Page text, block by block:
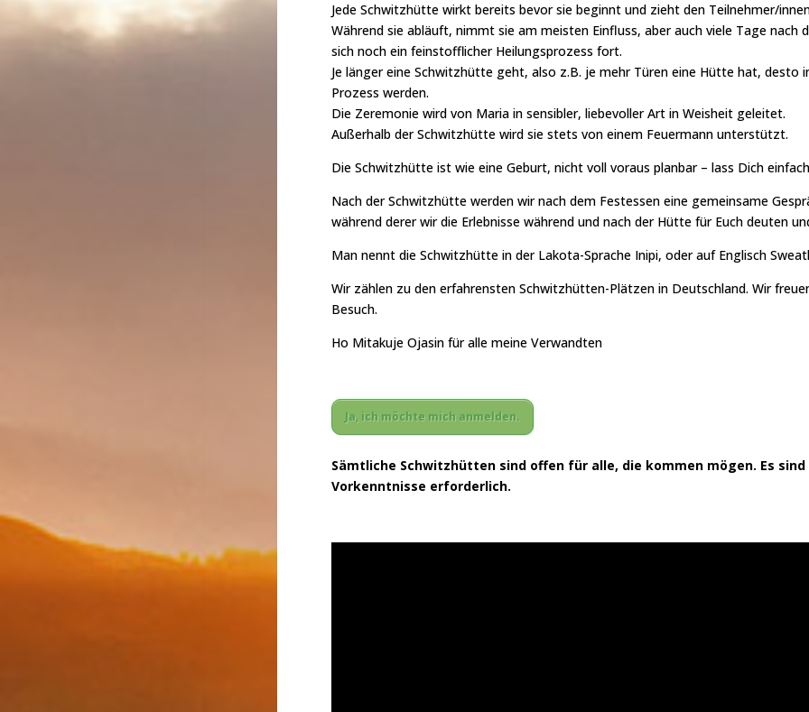
Jede Schwitzhütte wirkt bereits bevor sie beginnt und zieht den Teilnehmer/
Während sie abläuft, nimmt sie am meisten Einfluss, aber auch viele Tage
sich noch ein feinstofflicher Heilungsprozess fort.
Je länger eine Schwitzhütte geht, also z.B. je mehr Türen eine Hütte hat, desto
Prozess werden.
Die Zeremonie wird von Maria in sensibler, liebevoller Art in Weisheit geleitet.
Außerhalb der Schwitzhütte wird sie stets von einem Feuermann unterstützt.
Die Schwitzhütte ist wie eine Geburt, nicht voll voraus planbar – lass Dich
Nach der Schwitzhütte werden wir nach dem Festessen eine gemeinsame
während derer wir die Erlebnisse während und nach der Hütte für Euch deuten
Man nennt die Schwitzhütte in der Lakota-Sprache Inipi, oder auf Englisch
Wir zählen zu den erfahrensten Schwitzhütten-Plätzen in Deutschland. Wir
Besuch.
Ho Mitakuje Ojasin für alle meine Verwandten
Ja, ich möchte mich anmelden.
Sämtliche Schwitzhütten sind offen für alle, die kommen mögen. Es sind
Vorkenntnisse erforderlich.